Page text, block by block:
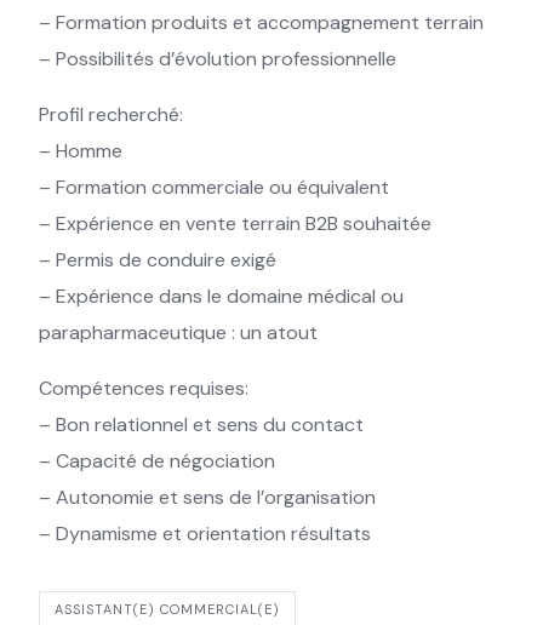
– Formation produits et accompagnement terrain
– Possibilités d’évolution professionnelle
Profil recherché:
– Homme
– Formation commerciale ou équivalent
– Expérience en vente terrain B2B souhaitée
– Permis de conduire exigé
– Expérience dans le domaine médical ou
parapharmaceutique : un atout
Compétences requises:
– Bon relationnel et sens du contact
– Capacité de négociation
– Autonomie et sens de l’organisation
– Dynamisme et orientation résultats
ASSISTANT(E) COMMERCIAL(E)